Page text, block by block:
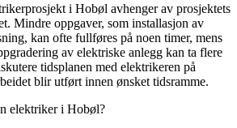
i Hobøl avhenger av prosjektets
Mindre oppgaver, som installasjon av
kan ofte fullføres på noen timer, mens
av elektriske anlegg kan ta flere
tidsplanen med elektrikeren på
blir utført innen ønsket tidsramme.
elektriker i Hobøl?